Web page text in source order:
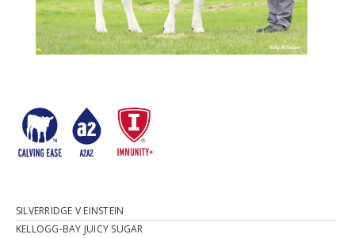
SILVERRIDGE V EINSTEIN
KELLOGG-BAY JUICY SUGAR